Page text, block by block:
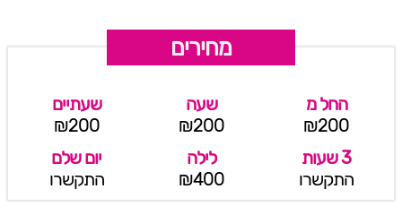
מחירים
החל מ
₪200
שעה
₪200
שעתיים
₪200
3 שעות
התקשרו
לילה
₪400
יום שלם
התקשרו